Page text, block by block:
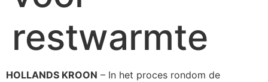
restwarmte
HOLLANDS KROON – In het proces rondom de